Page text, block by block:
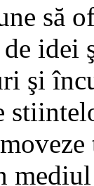
să
idei
şi